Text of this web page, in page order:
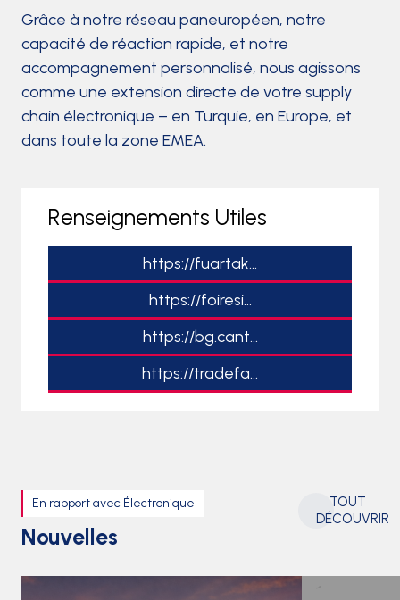
Grâce à notre réseau paneuropéen, notre
capacité de réaction rapide, et notre
accompagnement personnalisé, nous agissons
comme une extension directe de votre supply
chain électronique – en Turquie, en Europe, et
dans toute la zone EMEA.
Renseignements Utiles
https://fuartak...
https://foiresi...
https://bg.cant...
https://tradefa...
En rapport avec Électronique
Nouvelles
TOUT
DÉCOUVRIR